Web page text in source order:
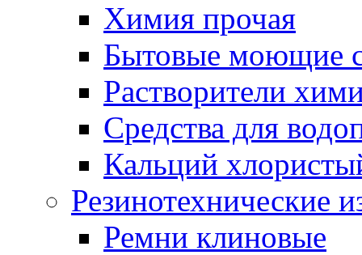
Химия прочая
Бытовые моющие
Растворители
Средства для
Кальций
Резинотехнические
Ремни клиновые